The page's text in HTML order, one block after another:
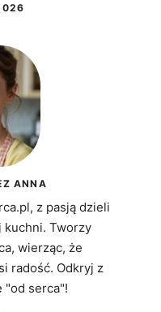
ANNA
z pasją dzieli
kuchni. Tworzy
wierząc, że
radość. Odkryj z
"od serca"!